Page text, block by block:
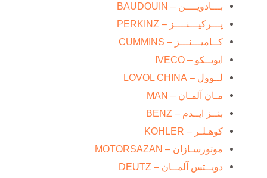
بـــادویــــن – BAUDOUIN
پـــرکیـــنــــز – PERKINZ
کــامیـــنـــز – CUMMINS
ایویــکو – IVECO
لــوول – LOVOL CHINA
مـان آلمـان – MAN
بنــز ایــدم – BENZ
کوهـلـر – KOHLER
موتورسـازان – MOTORSAZAN
دویــتس آلمــان – DEUTZ